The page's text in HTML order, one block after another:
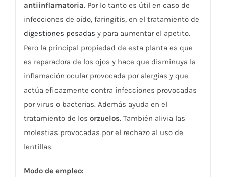
antiinflamatoria. Por lo tanto es útil en caso de
infecciones de oído, faringitis, en el tratamiento de
digestiones pesadas y para aumentar el apetito.
Pero la principal propiedad de esta planta es que
es reparadora de los ojos y hace que disminuya la
inflamación ocular provocada por alergias y que
actúa eficazmente contra infecciones provocadas
por virus o bacterias. Además ayuda en el
tratamiento de los orzuelos. También alivia las
molestias provocadas por el rechazo al uso de
lentillas.
Modo de empleo: